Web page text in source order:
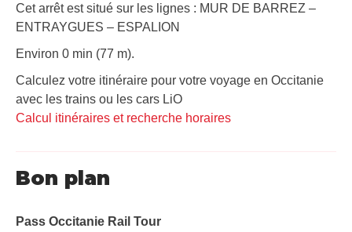
Cet arrêt est situé sur les lignes : MUR DE BARREZ –
ENTRAYGUES – ESPALION
Environ 0 min (77 m).
Calculez votre itinéraire pour votre voyage en Occitanie
avec les trains ou les cars LiO
Calcul itinéraires et recherche horaires
Bon plan
Pass Occitanie Rail Tour​